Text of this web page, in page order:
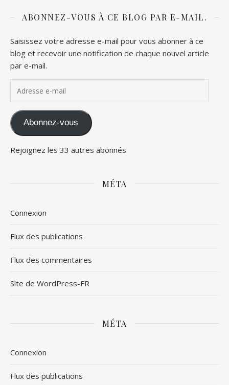
ABONNEZ-VOUS À CE BLOG PAR E-MAIL.
Saisissez votre adresse e-mail pour vous abonner à ce
blog et recevoir une notification de chaque nouvel article
par e-mail.
Abonnez-vous
Rejoignez les 33 autres abonnés
MÉTA
Connexion
Flux des publications
Flux des commentaires
Site de WordPress-FR
MÉTA
Connexion
Flux des publications